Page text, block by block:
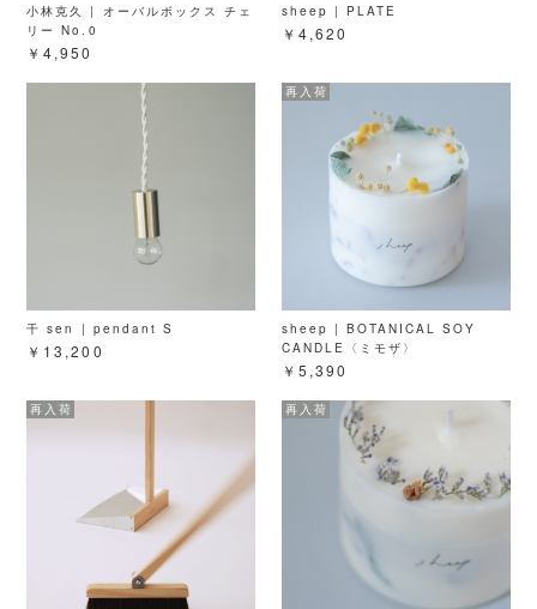
小林克久 | オーバルボックス チェ
リー No.0
￥4,950
sheep | PLATE
￥4,620
千 sen | pendant S
￥13,200
sheep | BOTANICAL SOY
CANDLE〈ミモザ〉
￥5,390